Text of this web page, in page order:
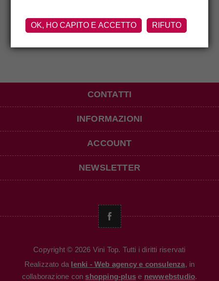
CONTATTI
INFORMAZIONI
ACCOUNT
NEWSLETTER
Copyright © 2026 Vini Top. Tutti i diritti riservati
Realizzato da Ienki - Web agency e consulenza, in
collaborazione con shopping-plus e newwebstudio.
OK, HO CAPITO E ACCETTO RIFUTO